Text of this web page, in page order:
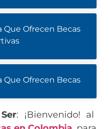
Que Ofrecen Becas
Que Ofrecen Becas
: ¡Bienvenido! al